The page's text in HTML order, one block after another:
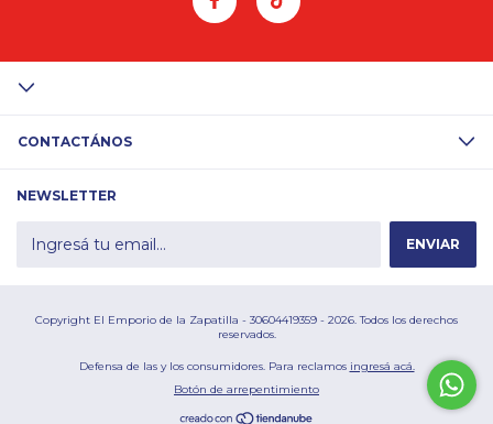
CONTACTÁNOS
NEWSLETTER
Copyright El Emporio de la Zapatilla - 30604419359 - 2026. Todos los derechos
reservados.
Defensa de las y los consumidores. Para reclamos ingresá acá.
Botón de arrepentimiento